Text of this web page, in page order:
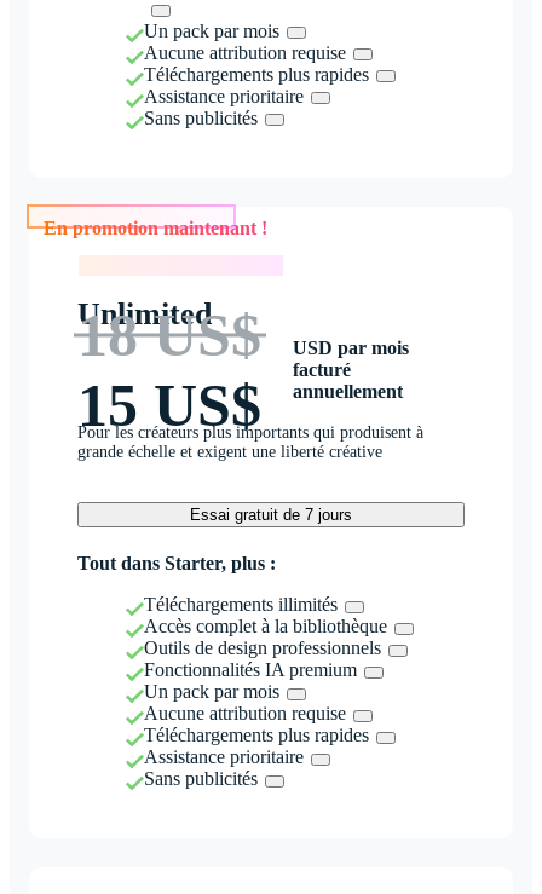
Un pack par mois
Aucune attribution requise
Téléchargements plus rapides
Assistance prioritaire
Sans publicités
En promotion maintenant !
Unlimited
18 US$
15 US$
USD par mois
facturé
annuellement
Pour les créateurs plus importants qui produisent à
grande échelle et exigent une liberté créative
Essai gratuit de 7 jours
Tout dans Starter, plus :
Téléchargements illimités
Accès complet à la bibliothèque
Outils de design professionnels
Fonctionnalités IA premium
Un pack par mois
Aucune attribution requise
Téléchargements plus rapides
Assistance prioritaire
Sans publicités